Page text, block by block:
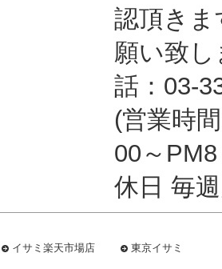
認頂き
願い致
話：03-
(営業時
00～
休日 毎
イサミ楽天市場店 東京イサミ